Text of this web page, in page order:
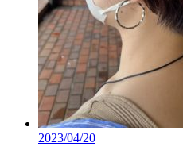
2023/04/20